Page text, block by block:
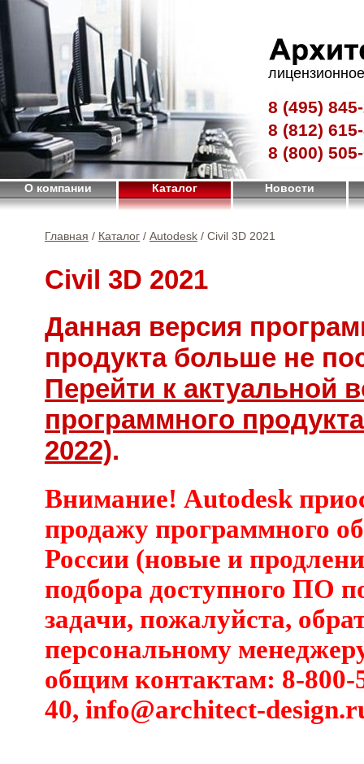
8 (495)
8 (812)
8 (800)
О компании Каталог Новости
Главная / Каталог / Autodesk / Civil 3D 2021
Civil 3D 2021
Данная версия
продукта больше не
Перейти к актуальной
программного
2022).
Внимание! Autodesk
продажу программного
России (новые и
подбора доступного ПО
задачи, пожалуйста,
персональному
общим контактам: 8-800-
40, info@architect-